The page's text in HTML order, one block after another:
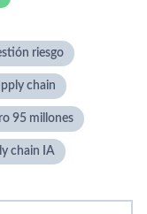
riesgo
chain
95 millones
chain IA